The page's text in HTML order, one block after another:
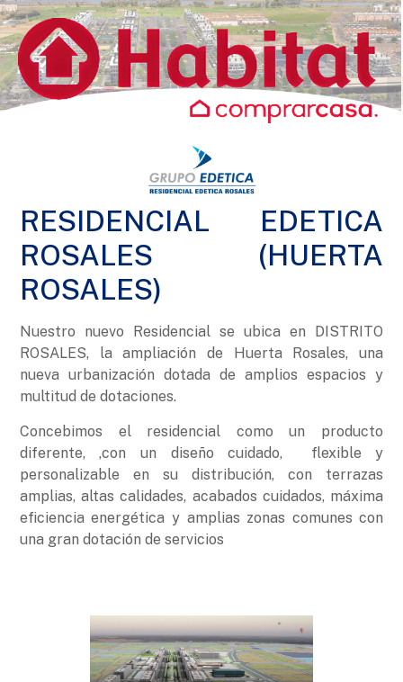
RESIDENCIAL EDETICA
ROSALES (HUERTA
ROSALES)
Nuestro nuevo Residencial se ubica en DISTRITO
ROSALES, la ampliación de Huerta Rosales, una
nueva urbanización dotada de amplios espacios y
multitud de dotaciones.
Concebimos el residencial como un producto
diferente, ,con un diseño cuidado, flexible y
personalizable en su distribución, con terrazas
amplias, altas calidades, acabados cuidados, máxima
eficiencia energética y amplias zonas comunes con
una gran dotación de servicios